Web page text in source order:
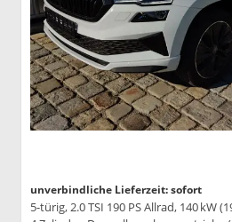
unverbindliche Lieferzeit: sofort
5-türig, 2.0 TSI 190 PS Allrad, 140 kW